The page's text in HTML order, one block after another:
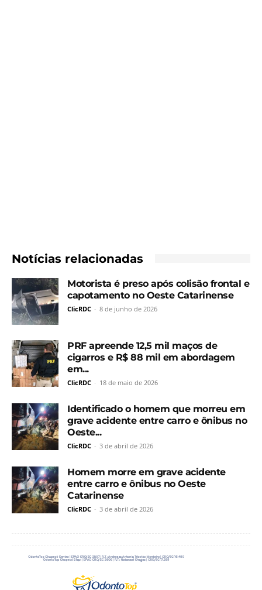
Notícias relacionadas
Motorista é preso após colisão frontal e
capotamento no Oeste Catarinense
ClicRDC - 8 de junho de 2026
PRF apreende 12,5 mil maços de
cigarros e R$ 88 mil em abordagem
em...
ClicRDC - 18 de maio de 2026
Identificado o homem que morreu em
grave acidente entre carro e ônibus no
Oeste...
ClicRDC - 3 de abril de 2026
Homem morre em grave acidente
entre carro e ônibus no Oeste
Catarinense
ClicRDC - 3 de abril de 2026